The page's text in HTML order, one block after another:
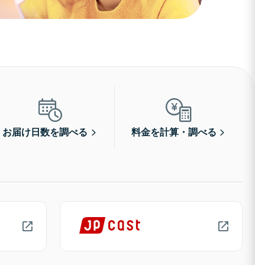
お届け日数を調べる 料金を計算・調べる